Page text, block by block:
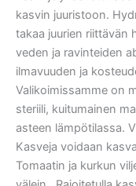
kasvin juuristoon.
takaa juurien riittävän
veden ja ravinteiden
ilmavuuden ja
Valikoimissamme on
steriili, kuitumainen
asteen lämpötilassa.
Kasveja voidaan
Tomaatin ja kurkun